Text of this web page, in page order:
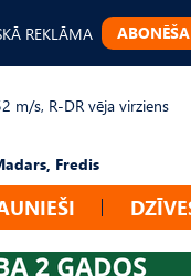
REKLĀMA
m/s, R-DR vēja virziens
Fredis